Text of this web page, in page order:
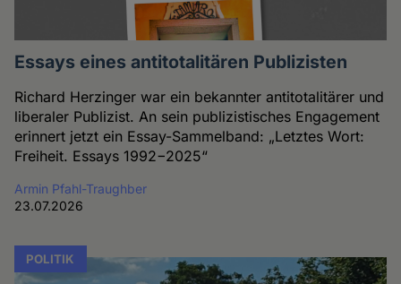
Essays eines antitotalitären Publizisten
Richard Herzinger war ein bekannter antitotalitärer und
liberaler Publizist. An sein publizistisches Engagement
erinnert jetzt ein Essay-Sammelband: „Letztes Wort:
Freiheit. Essays 1992−2025“
Armin Pfahl-Traughber
23.07.2026
POLITIK